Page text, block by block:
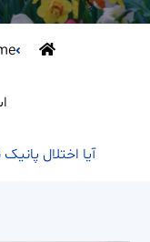
آیا اختلال